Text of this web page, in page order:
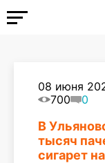
08 июня
700
0
В
тысяч
сигарет